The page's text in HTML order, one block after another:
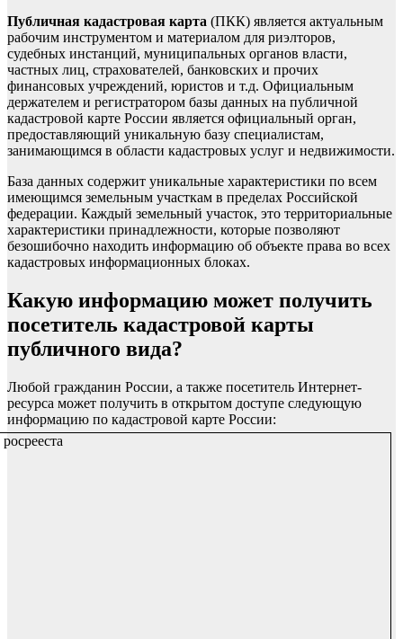
Публичная кадастровая карта (ПКК) является актуальным
рабочим инструментом и материалом для риэлторов,
судебных инстанций, муниципальных органов власти,
частных лиц, страхователей, банковских и прочих
финансовых учреждений, юристов и т.д. Официальным
держателем и регистратором базы данных на публичной
кадастровой карте России является официальный орган,
предоставляющий уникальную базу специалистам,
занимающимся в области кадастровых услуг и недвижимости.
База данных содержит уникальные характеристики по всем
имеющимся земельным участкам в пределах Российской
федерации. Каждый земельный участок, это территориальные
характеристики принадлежности, которые позволяют
безошибочно находить информацию об объекте права во всех
кадастровых информационных блоках.
Какую информацию может получить
посетитель кадастровой карты
публичного вида?
Любой гражданин России, а также посетитель Интернет-
ресурса может получить в открытом доступе следующую
информацию по кадастровой карте России: